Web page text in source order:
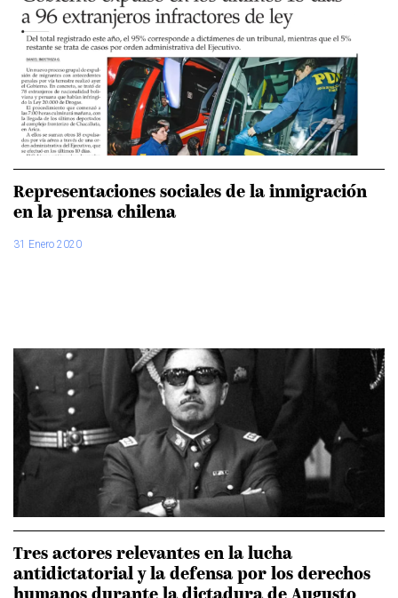
Representaciones sociales de la inmigración
en la prensa chilena
31 Enero 2020
Tres actores relevantes en la lucha
antidictatorial y la defensa por los derechos